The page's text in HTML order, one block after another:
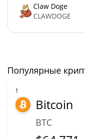
Claw Doge
CLAWDOGE
Популярные
1
Bitcoin
BTC